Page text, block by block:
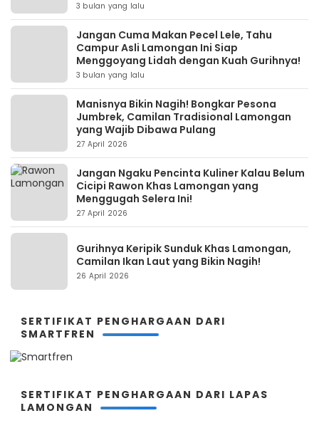
3 bulan yang lalu
Jangan Cuma Makan Pecel Lele, Tahu
Campur Asli Lamongan Ini Siap
Menggoyang Lidah dengan Kuah Gurihnya!
3 bulan yang lalu
Manisnya Bikin Nagih! Bongkar Pesona
Jumbrek, Camilan Tradisional Lamongan
yang Wajib Dibawa Pulang
27 April 2026
Jangan Ngaku Pencinta Kuliner Kalau Belum
Cicipi Rawon Khas Lamongan yang
Menggugah Selera Ini!
27 April 2026
Gurihnya Keripik Sunduk Khas Lamongan,
Camilan Ikan Laut yang Bikin Nagih!
26 April 2026
SERTIFIKAT PENGHARGAAN DARI
SMARTFREN
SERTIFIKAT PENGHARGAAN DARI LAPAS
LAMONGAN